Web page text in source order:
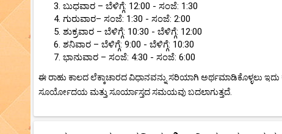
ಬುಧವಾರ – ಬೆಳಿಗ್ಗೆ: 12:00 - ಸಂಜೆ: 1:30
ಗುರುವಾರ– ಸಂಜೆ: 1:30 - ಸಂಜೆ: 2:00
ಶುಕ್ರವಾರ – ಬೆಳಿಗ್ಗೆ: 10:30 - ಬೆಳಿಗ್ಗೆ: 12:00
ಶನಿವಾರ – ಬೆಳಿಗ್ಗೆ: 9:00 - ಬೆಳಿಗ್ಗೆ: 10:30
ಭಾನುವಾರ – ಸಂಜೆ: 4:30 - ಸಂಜೆ: 6:00
ಈ ರಾಹು ಕಾಲದ ಲೆಕ್ಕಾಚಾರದ ವಿಧಾನವನ್ನು ಸರಿಯಾಗಿ ಅರ್ಥಮಾಡಿಕೊಳ್ಳಲು
ಸೂರ್ಯೋದಯ ಮತ್ತು ಸೂರ್ಯಾಸ್ತದ ಸಮಯವು ಬದಲಾಗುತ್ತದೆ.